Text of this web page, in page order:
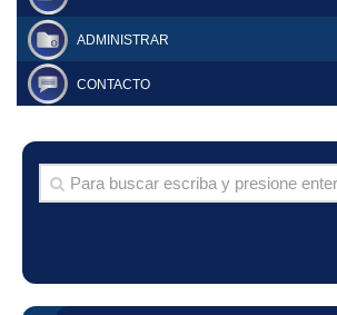
ADMINISTRAR
CONTACTO